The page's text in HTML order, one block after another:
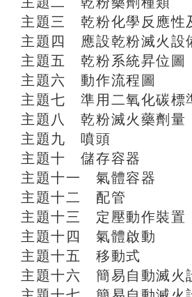
主題三 乾粉化學反應性
主題四 應設乾粉滅火設
主題五 乾粉系統昇位圖
主題六 動作流程圖
主題七 準用二氧化碳標
主題八 乾粉滅火藥劑量
主題九 噴頭
主題十 儲存容器
主題十一 氣體容器
主題十二 配管
主題十三 定壓動作裝置
主題十四 氣體啟動
主題十五 移動式
主題十六 簡易自動滅火